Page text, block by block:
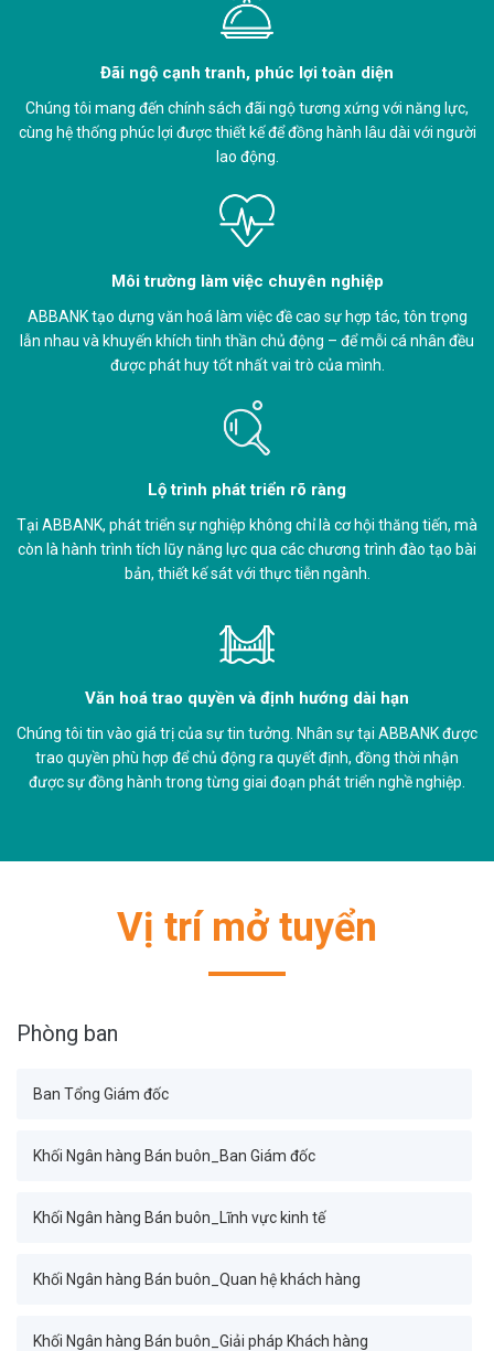
Đãi ngộ cạnh tranh, phúc lợi toàn diện
Chúng tôi mang đến chính sách đãi ngộ tương xứng với năng lực,
cùng hệ thống phúc lợi được thiết kế để đồng hành lâu dài với người
lao động.
Môi trường làm việc chuyên nghiệp
ABBANK tạo dựng văn hoá làm việc đề cao sự hợp tác, tôn trọng
lẫn nhau và khuyến khích tinh thần chủ động – để mỗi cá nhân đều
được phát huy tốt nhất vai trò của mình.
Lộ trình phát triển rõ ràng
Tại ABBANK, phát triển sự nghiệp không chỉ là cơ hội thăng tiến, mà
còn là hành trình tích lũy năng lực qua các chương trình đào tạo bài
bản, thiết kế sát với thực tiễn ngành.
Văn hoá trao quyền và định hướng dài hạn
Chúng tôi tin vào giá trị của sự tin tưởng. Nhân sự tại ABBANK được
trao quyền phù hợp để chủ động ra quyết định, đồng thời nhận
được sự đồng hành trong từng giai đoạn phát triển nghề nghiệp.
Vị trí mở tuyển
Phòng ban
Ban Tổng Giám đốc
Khối Ngân hàng Bán buôn_Ban Giám đốc
Khối Ngân hàng Bán buôn_Lĩnh vực kinh tế
Khối Ngân hàng Bán buôn_Quan hệ khách hàng
Khối Ngân hàng Bán buôn_Giải pháp Khách hàng